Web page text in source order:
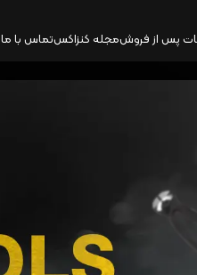
پس از فروشمجله کنزاکستماس با ما